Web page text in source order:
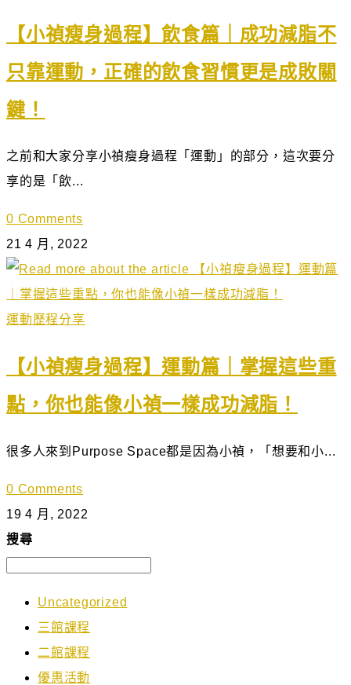
【小禎瘦身過程】飲食篇｜成功減脂不
只靠運動，正確的飲食習慣更是成敗關
鍵！
之前和大家分享小禎瘦身過程「運動」的部分，這次要分
享的是「飲...
0 Comments
21 4 月, 2022
運動歷程分享
【小禎瘦身過程】運動篇｜掌握這些重
點，你也能像小禎一樣成功減脂！
很多人來到Purpose Space都是因為小禎，「想要和小...
0 Comments
19 4 月, 2022
搜尋
Uncategorized
三館課程
二館課程
優惠活動